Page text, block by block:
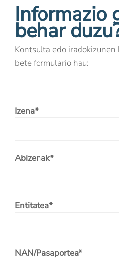
Informazio
behar
Kontsulta edo
bete formulario hau:
Izena*
Abizenak*
Entitatea*
NAN/Pasaportea*